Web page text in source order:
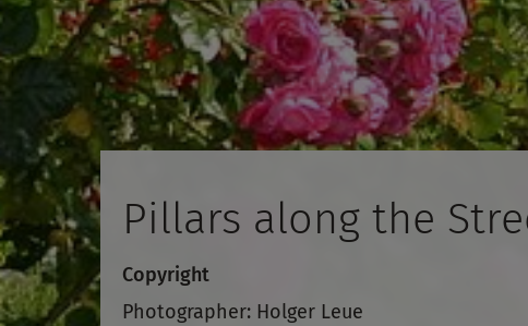
Pillars along the
Copyright
Photographer: Holger Leue